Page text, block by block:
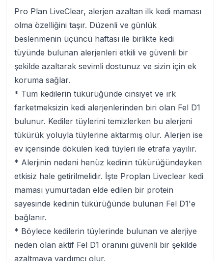
Pro Plan LiveClear, alerjen azaltan ilk kedi maması
olma özelliğini taşır. Düzenli ve günlük
beslenmenin üçüncü haftası ile birlikte kedi
tüyünde bulunan alerjenleri etkili ve güvenli bir
şekilde azaltarak sevimli dostunuz ve sizin için ek
koruma sağlar.
* Tüm kedilerin tükürüğünde cinsiyet ve ırk
farketmeksizin kedi alerjenlerinden biri olan Fel D1
bulunur. Kediler tüylerini temizlerken bu alerjeni
tükürük yoluyla tüylerine aktarmış olur. Alerjen ise
ev içerisinde dökülen kedi tüyleri ile etrafa yayılır.
* Alerjinin nedeni henüz kedinin tükürüğündeyken
etkisiz hale getirilmelidir. İşte Proplan Liveclear kedi
maması yumurtadan elde edilen bir protein
sayesinde kedinin tükürüğünde bulunan Fel D1'e
bağlanır.
* Böylece kedilerin tüylerinde bulunan ve alerjiye
neden olan aktif Fel D1 oranını güvenli bir şekilde
azaltmaya yardımcı olur.